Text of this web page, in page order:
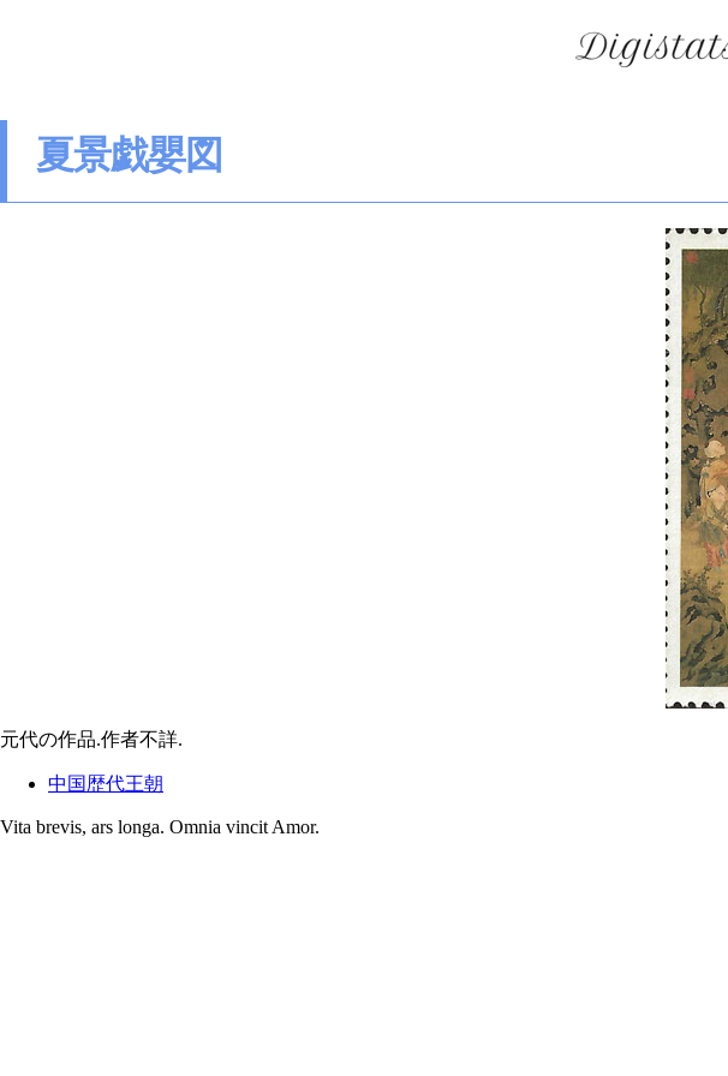
夏景戯嬰図
元代の作品.作者不詳.
中国歴代王朝
Vita brevis, ars longa. Omnia vincit Amor.